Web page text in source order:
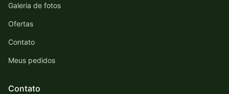
Galeria de fotos
Ofertas
Contato
Meus pedidos
Contato